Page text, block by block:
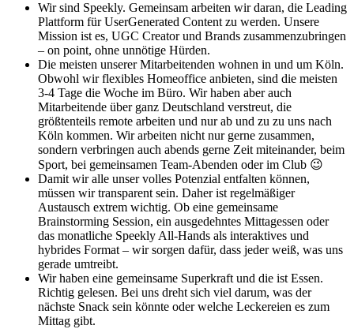
Wir sind Speekly. Gemeinsam arbeiten wir daran, die Leading
Plattform für UserGenerated Content zu werden. Unsere
Mission ist es, UGC Creator und Brands zusammenzubringen
– on point, ohne unnötige Hürden.
Die meisten unserer Mitarbeitenden wohnen in und um Köln.
Obwohl wir flexibles Homeoffice anbieten, sind die meisten
3-4 Tage die Woche im Büro. Wir haben aber auch
Mitarbeitende über ganz Deutschland verstreut, die
größtenteils remote arbeiten und nur ab und zu zu uns nach
Köln kommen. Wir arbeiten nicht nur gerne zusammen,
sondern verbringen auch abends gerne Zeit miteinander, beim
Sport, bei gemeinsamen Team-Abenden oder im Club 😉
Damit wir alle unser volles Potenzial entfalten können,
müssen wir transparent sein. Daher ist regelmäßiger
Austausch extrem wichtig. Ob eine gemeinsame
Brainstorming Session, ein ausgedehntes Mittagessen oder
das monatliche Speekly All-Hands als interaktives und
hybrides Format – wir sorgen dafür, dass jeder weiß, was uns
gerade umtreibt.
Wir haben eine gemeinsame Superkraft und die ist Essen.
Richtig gelesen. Bei uns dreht sich viel darum, was der
nächste Snack sein könnte oder welche Leckereien es zum
Mittag gibt.